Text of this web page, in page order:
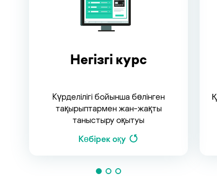
Негізгі курс
Күрделілігі бойынша бөлінген
тақырыптармен жан-жақты
таныстыру оқытуы
Көбірек оқу